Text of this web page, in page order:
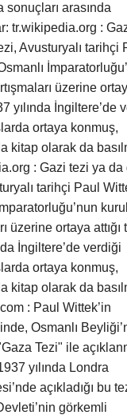
sonuçları arasında
tr.wikipedia.org :
Avusturyalı tarihçi
üzerine
yılında İngiltere’de
ortaya konmuş,
kitap olarak da
: Gazi tezi ya da
tarihçi Paul
üzerine ortaya attığı
İngiltere’de verdiği
ortaya konmuş,
kitap olarak da
: Paul Wittek’in
Osmanlı
Tezi" ile
yılında Londra
açıkladığı bu
görkemli